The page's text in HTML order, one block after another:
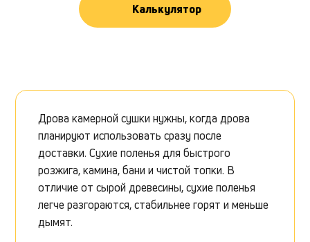
Калькулятор
Дрова камерной сушки нужны, когда дрова
планируют использовать сразу после
доставки. Сухие поленья для быстрого
розжига, камина, бани и чистой топки. В
отличие от сырой древесины, сухие поленья
легче разгораются, стабильнее горят и меньше
дымят.